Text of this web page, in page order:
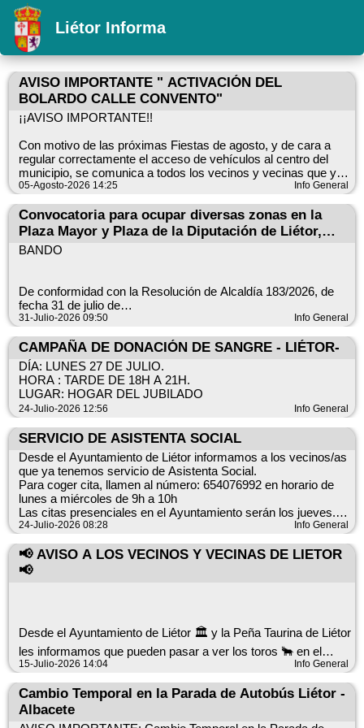
Liétor Informa
AVISO IMPORTANTE " ACTIVACIÓN DEL
BOLARDO CALLE CONVENTO"
¡¡AVISO IMPORTANTE!!
Con motivo de las próximas Fiestas de agosto, y de cara a
regular correctamente el acceso de vehículos al centro del
municipio, se comunica a todos los vecinos y vecinas que ya
está disponible el servicio para activar la apertura del bolardo.
- Ubicación del bolardo:
Al inicio de la Calle Convento.
-Requisitos para poder acceder:
Ser propietario/a de garajes en el tramo que va desde la Calle
hostelería en las calles citadas.
-NUEVOS USUARIOS:
¿ Qué hacer para darse de alta en la aplicación?
Deben pasarse por este Ayuntamiento para comunicación
para comunicar sus datos.
Horario de atención: De 12:00 h a 13:00 h
!! NOTA PARA USUARIOS DEL AÑO ANTERIOR:
Se informa a los usuarios que se dieron de alta en el año
anterior que se ha modificado el número de teléfono del
servicio: (722277689)
¡¡Agradecemos la colaboración de todos los vecinos/as para
el buen desarrollo de nuestras Fiestas de Agosto.!!
05-Agosto-2026 14:25 Info General
Convocatoria para ocupar diversas zonas en la
Plaza Mayor y Plaza de la Diputación de Liétor,
para la instalación de barras desmontables
BANDO
De conformidad con la Resolución de Alcaldía 183/2026, de
fecha 31 de julio de
2026, por medio del presente anuncio se efectúa convocatoria
zonas en la Plaza Mayor y Plaza de la Diputación de Liétor,
para la instalación de
barras desmontables durante las fiestas de agosto de 2.026,
conforme a los
siguientes datos:
ZONA 1: PLAZA MAYOR: 120,00 € al alza
Características: 6 metros en la fachada lateral a la Plaza
Mayor, de inmueble
situado en la Calle Pilones nº1, por 2 metros de ancho
Situación: fachada lateral a la Plaza Mayor, de inmueble
Superficie: 12,00 metros cuadrados
Uso: Instalación barras desmontables días del 21 al 27 de
ZONA 2: PLAZA DIPUTACIÓN: 88,00 € al alza
Características: 4 m. de largo y 2,20 m. de ancho. Espacio
2 m.
Situación: Lateral del inmueble de Plaza Diputación nº 12 ( en
31-Julio-2026 09:50 Info General
CAMPAÑA DE DONACIÓN DE SANGRE - LIÉTOR-
DÍA: LUNES 27 DE JULIO.
HORA : TARDE DE 18H A 21H.
LUGAR: HOGAR DEL JUBILADO
24-Julio-2026 12:56 Info General
SERVICIO DE ASISTENTA SOCIAL
Desde el Ayuntamiento de Liétor informamos a los vecinos/as
que ya tenemos servicio de Asistenta Social.
Para coger cita, llamen al número: 654076992 en horario de
lunes a miércoles de 9h a 10h
Las citas presenciales en el Ayuntamiento serán los jueves.
Gracias
24-Julio-2026 08:28 Info General
📢 AVISO A LOS VECINOS Y VECINAS DE LIETOR
📢
Desde el Ayuntamiento de Liétor 🏛️ y la Peña Taurina de Liétor
les informamos que pueden pasar a ver los toros 🐂 en el
Corral del Cañico.
⏰ Horario de visita: De 18:00 h a 21:00 h
15-Julio-2026 14:04 Info General
Cambio Temporal en la Parada de Autobús Liétor -
Albacete